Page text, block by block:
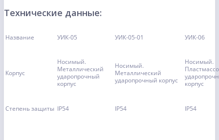
Технические данные:
Название УИК-05 УИК-05-01 УИК-06
Корпус
Носимый.
Металлический
ударопрочный
корпус
Носимый.
Металлический
ударопрочный корпус
Носимый.
корпус
Степень защиты IP54 IP54 IP54